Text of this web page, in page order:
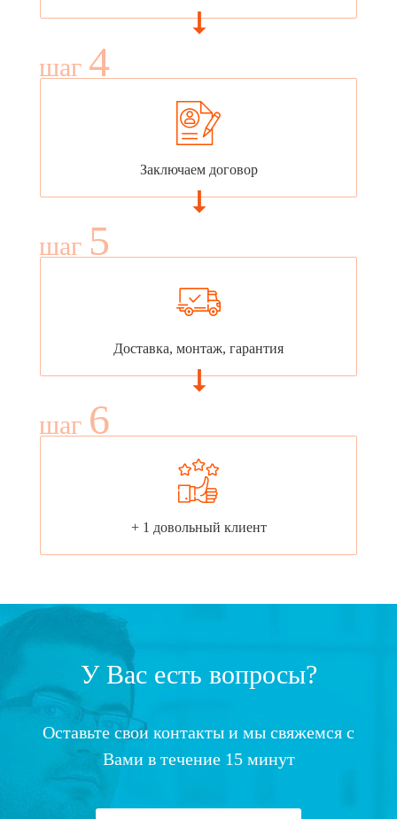
шаг 4
Заключаем договор
шаг 5
Доставка, монтаж, гарантия
шаг 6
+ 1 довольный клиент
У Вас есть вопросы?
Оставьте свои контакты и мы свяжемся с
Вами в течение 15 минут